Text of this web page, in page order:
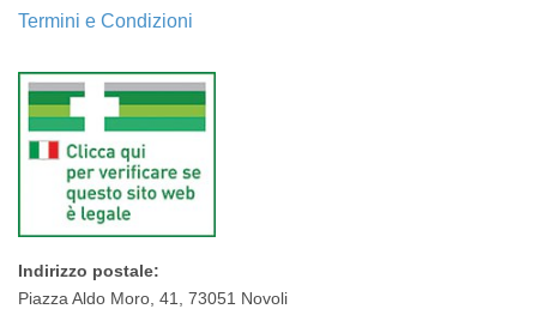
Termini e Condizioni
Indirizzo postale:
Piazza Aldo Moro, 41, 73051 Novoli